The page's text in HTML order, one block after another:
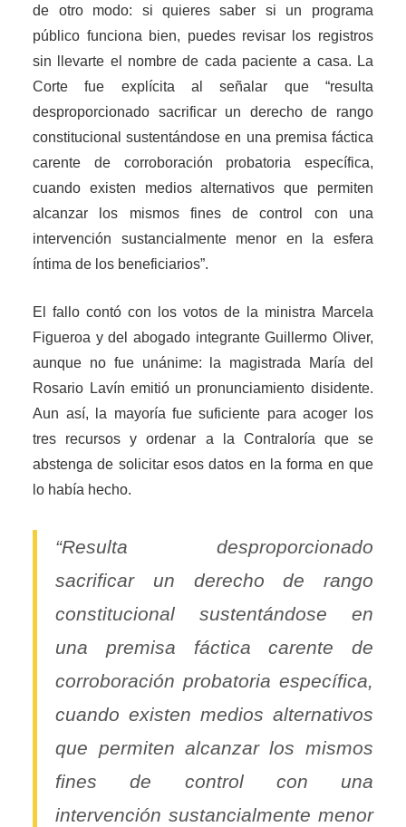
de otro modo: si quieres saber si un programa
público funciona bien, puedes revisar los registros
sin llevarte el nombre de cada paciente a casa. La
Corte fue explícita al señalar que “resulta
desproporcionado sacrificar un derecho de rango
constitucional sustentándose en una premisa fáctica
carente de corroboración probatoria específica,
cuando existen medios alternativos que permiten
alcanzar los mismos fines de control con una
intervención sustancialmente menor en la esfera
íntima de los beneficiarios”.
El fallo contó con los votos de la ministra Marcela
Figueroa y del abogado integrante Guillermo Oliver,
aunque no fue unánime: la magistrada María del
Rosario Lavín emitió un pronunciamiento disidente.
Aun así, la mayoría fue suficiente para acoger los
tres recursos y ordenar a la Contraloría que se
abstenga de solicitar esos datos en la forma en que
lo había hecho.
“Resulta desproporcionado
sacrificar un derecho de rango
constitucional sustentándose en
una premisa fáctica carente de
corroboración probatoria específica,
cuando existen medios alternativos
que permiten alcanzar los mismos
fines de control con una
intervención sustancialmente menor